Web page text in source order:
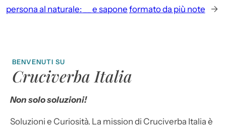
persona al naturale: __ e sapone formato da più note
→
BENVENUTI SU
Cruciverba Italia
Non solo soluzioni!
Soluzioni e Curiosità. La mission di Cruciverba Italia è